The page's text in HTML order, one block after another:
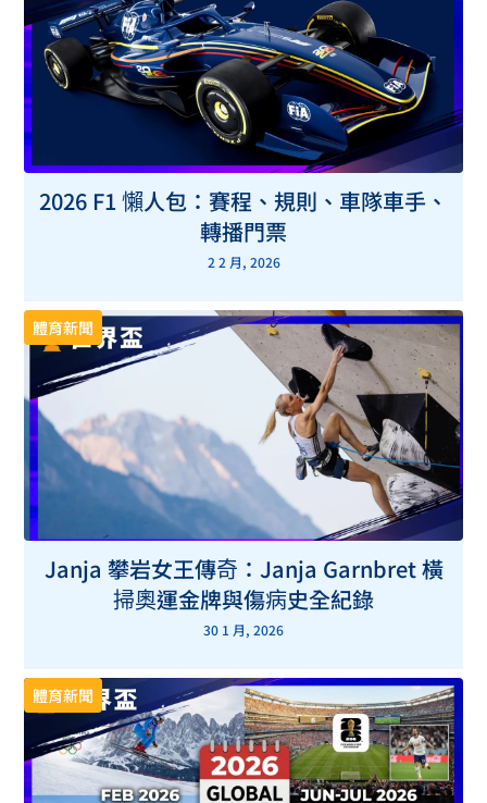
2026 F1 懶人包：賽程、規則、車隊車手、
轉播門票
2 2 月, 2026
體育新聞
Janja 攀岩女王傳奇：Janja Garnbret 橫
掃奧運金牌與傷病史全紀錄
30 1 月, 2026
體育新聞